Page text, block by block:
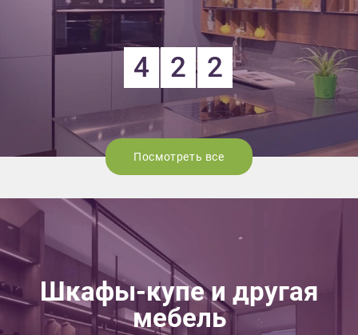
4 2 2
Посмотреть все
Шкафы-купе и другая
мебель